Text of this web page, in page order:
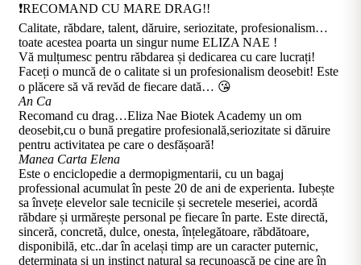
❗RECOMAND CU MARE DRAG!!
Calitate, răbdare, talent, dăruire, seriozitate, profesionalism…
toate acestea poarta un singur nume ELIZA NAE !
Vă mulțumesc pentru răbdarea și dedicarea cu care lucrați!
Faceți o muncă de o calitate si un profesionalism deosebit! Este
o plăcere să vă revăd de fiecare dată… 😘
An Ca
Recomand cu drag…Eliza Nae Biotek Academy un om
deosebit,cu o bună pregatire profesională,seriozitate si dăruire
pentru activitatea pe care o desfășoară!
Manea Carta Elena
Este o enciclopedie a dermopigmentarii, cu un bagaj
professional acumulat în peste 20 de ani de experienta. Iubește
sa învețe elevelor sale tecnicile și secretele meseriei, acordă
răbdare și urmărește personal pe fiecare în parte. Este directă,
sinceră, concretă, dulce, onesta, înțelegătoare, răbdătoare,
disponibilă, etc..dar în același timp are un caracter puternic,
determinata și un instinct natural sa recunoască pe cine are în